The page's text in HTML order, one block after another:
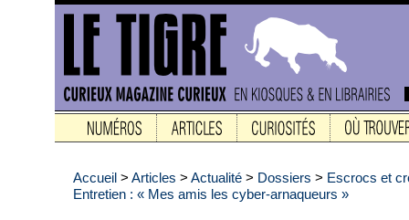
Accueil > Articles > Actualité > Dossiers > Escrocs et
Entretien : « Mes amis les cyber-arnaqueurs »